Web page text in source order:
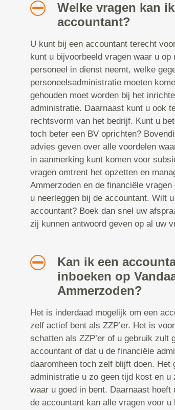
Welke vragen kan
accountant?
U kunt bij een accountant terecht
kunt u bijvoorbeeld vragen waar u op
personeel in dienst neemt, welke
personeelsadministratie moeten
gehouden moet worden bij het
administratie. Daarnaast kunt u ook
rechtsvorm van het bedrijf. Kunt u
toch beter een BV oprichten?
advies geven over alle voordelen
in aanmerking kunt komen voor
vragen omtrent het opzetten en
Ammerzoden en de financiële
u neerleggen bij de accountant. Wilt
accountant? Boek dan snel uw
zij kunnen antwoord geven op al uw
Kan ik een
inboeken op
Ammerzoden?
Het is inderdaad mogelijk om een
zelf actief bent als ZZP’er. Het is
schatten als ZZP’er of u gebruik zult
accountant of dat u de financiële
daaromheen toch zelf blijft doen. Het
administratie u zo geen tijd kost en u
waar u goed in bent. Daarnaast
de accountant kan alle vragen voor u